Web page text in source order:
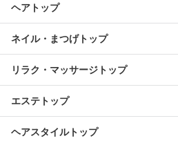
ヘアトップ
ネイル・まつげトップ
リラク・マッサージトップ
エステトップ
ヘアスタイルトップ